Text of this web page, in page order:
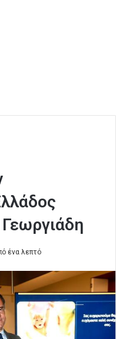
ένα λεπτό